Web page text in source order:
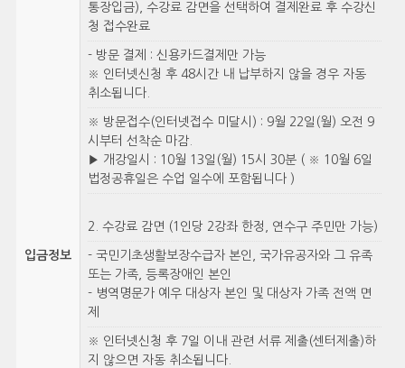
입금정보
통장입금), 수강료 감면을 선택하여 결제완료 후 수강신
청 접수완료
- 방문 결제 : 신용카드결제만 가능
※ 인터넷신청 후 48시간 내 납부하지 않을 경우 자동
취소됩니다.
※ 방문접수(인터넷접수 미달시) : 9월 22일(월) 오전 9
시부터 선착순 마감.
▶ 개강일시 : 10월 13일(월) 15시 30분 ( ※ 10월 6일
법정공휴일은 수업 일수에 포함됩니다 )
2. 수강료 감면 (1인당 2강좌 한정, 연수구 주민만 가능)
- 국민기초생활보장수급자 본인, 국가유공자와 그 유족
또는 가족, 등록장애인 본인
- 병역명문가 예우 대상자 본인 및 대상자 가족 전액 면
제
※ 인터넷신청 후 7일 이내 관련 서류 제출(센터제출)하
지 않으면 자동 취소됩니다.